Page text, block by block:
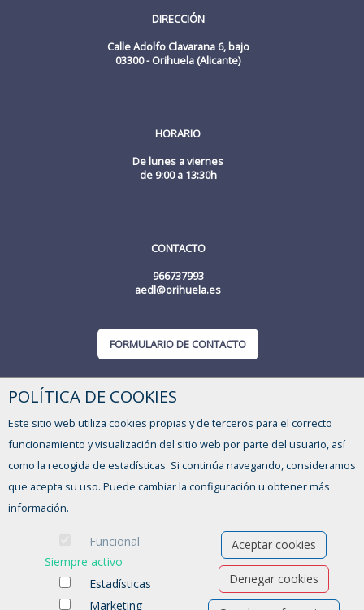
DIRECCIÓN
Calle Adolfo Clavarana 6, bajo
03300 - Orihuela (Alicante)
HORARIO
De lunes a viernes
de 9:00 a 13:30h
CONTACTO
966737993
aedl@orihuela.es
FORMULARIO DE CONTACTO
POLÍTICA DE COOKIES
Este sitio web utiliza cookies propias y de terceros para el correcto
funcionamiento y visualización del sitio web por parte del usuario, así
como la recogida de estadísticas. Si continúa navegando, consideramos
que acepta su uso. Puede cambiar la configuración u obtener más
información.
Funcional
Siempre activo
Estadísticas
Marketing
Aceptar cookies
Denegar cookies